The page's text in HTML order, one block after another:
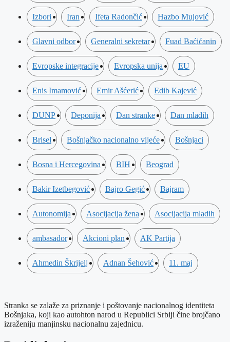
Izbori Iran Ifeta Radončić Hazbo Mujović
Glavni odbor Generalni sekretar Fuad Baćićanin
Evropske integracije Evropska unija EU
Enis Imamović Emir Ašćerić Edib Kajević
DUNP Deponija Dan stranke Dan mladih
Brisel Bošnjačko nacionalno vijeće Bošnjaci
Bosna i Hercegovina BIH Beograd
Bakir Izetbegović Bajro Gegić Bajram
Autonomija Asocijacija žena Asocijacija mladih
ambasador Akcioni plan AK Partija
Ahmedin Škrijelj Adnan Šehović 11. maj
Stranka se zalaže za priznanje i poštovanje nacionalnog identiteta
Bošnjaka, koji kao autohton narod u Republici Srbiji čine brojčano
izraženiju manjinsku nacionalnu zajednicu.